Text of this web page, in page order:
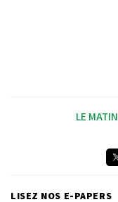
LE MATIN
LISEZ NOS E-PAPERS